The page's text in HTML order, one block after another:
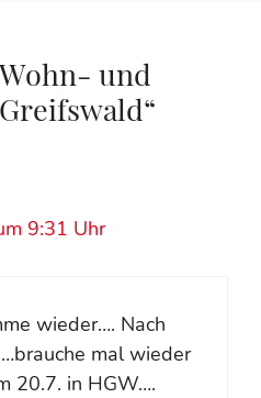
und
9:31 Uhr
wieder…. Nach
mal wieder
20.7. in HGW….